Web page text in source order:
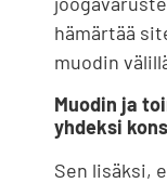
hämärtää
muodin
Muodin ja
yhdeksi
Sen lisäksi,